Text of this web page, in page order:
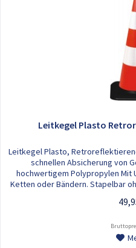
Leitkegel Plasto
Leitkegel Plasto,
schnellen Absicherung von
hochwertigem Polypropylen Mit
Ketten oder Bändern. Stapelbar